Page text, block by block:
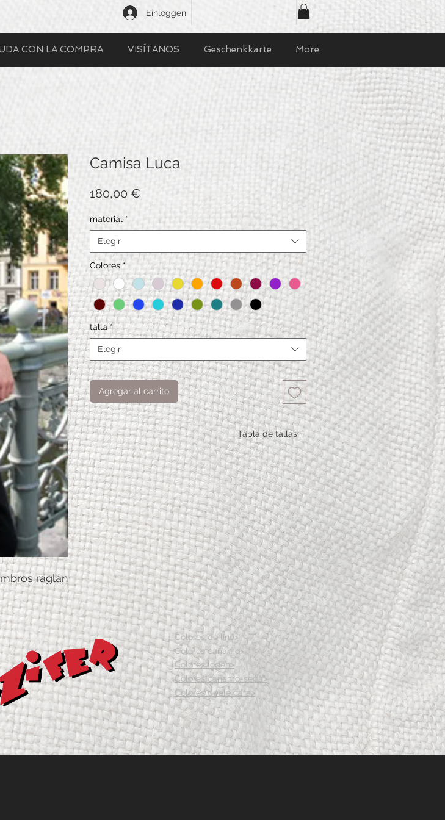
Einloggen
CON LA COMPRA VISÍTANOS Geschenkkarte More
raglán
Camisa Luca
180,00 €
material *
Elegir
Colores *
talla *
Elegir
Agregar al carrito
Tabla de tallas
Camisa Luca S M L XL XXL
Circunferencia del torax
109 115 121 127 133
Tamaño de la cintura
98 104 110 116 122
Longitud delantera
62,5 64,5 66,5 68,5 70,5
Longitud de espalda
72 74 76 78 80
Longitud de la manga desde el cuello
42 44 46 48 50
Colores de lino>
Colores cáñamo>
Colores loden>
Colores cáñamo-seda>
Colores doble cara>